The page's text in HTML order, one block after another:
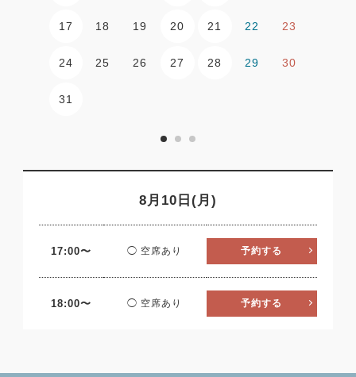
17 18 19 20 21 22 23
24 25 26 27 28 29 30
31
8月10日(月)
17:00〜 ◯ 空席あり 予約する
18:00〜 ◯ 空席あり 予約する